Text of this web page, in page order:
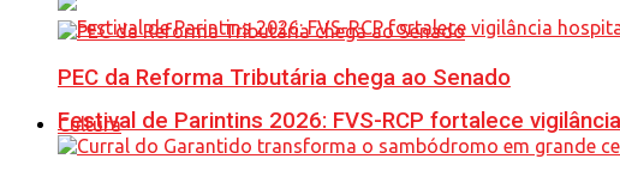
Festival de Parintins 2026: FVS-RCP fortalece
PEC da Reforma Tributária chega ao Senado
Cultura